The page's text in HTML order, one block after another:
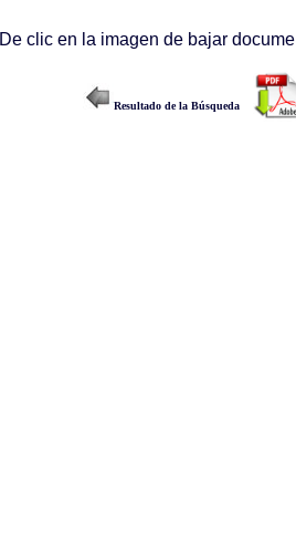
De clic en la imagen de bajar
Resultado de la Búsqueda